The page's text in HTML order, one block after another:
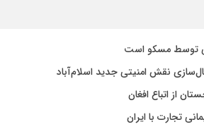
توسط مسکو است
نقش امنیتی جدید اسلام‌آباد
از اتباع افغان
تجارت با ایران